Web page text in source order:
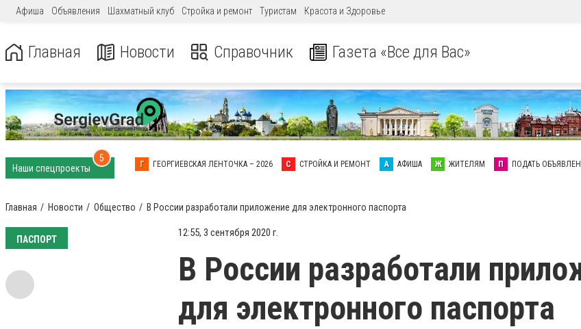
Афиша Объявления Шахматный клуб Стройка и ремонт Туристам Красота и Здоровье
Главная Новости Справочник Газета «Все для Вас»
Наши спецпроекты
5
Г ГЕОРГИЕВСКАЯ ЛЕНТОЧКА – 2026 С СТРОЙКА И РЕМОНТ А АФИША Ж ЖИТЕЛЯМ П ПОДАТЬ
Главная Новости Общество В России разработали приложение для электронного паспорта
ПАСПОРТ
12:55, 3 сентября 2020 г.
В России разработали
для электронного паспорта